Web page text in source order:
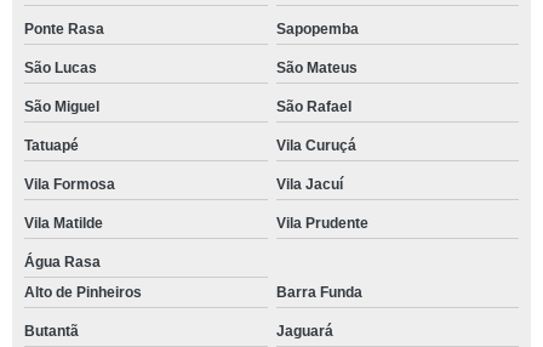
Ponte Rasa Sapopemba
São Lucas São Mateus
São Miguel São Rafael
Tatuapé Vila Curuçá
Vila Formosa Vila Jacuí
Vila Matilde Vila Prudente
Água Rasa
Alto de Pinheiros
Barra Funda
Butantã Jaguará